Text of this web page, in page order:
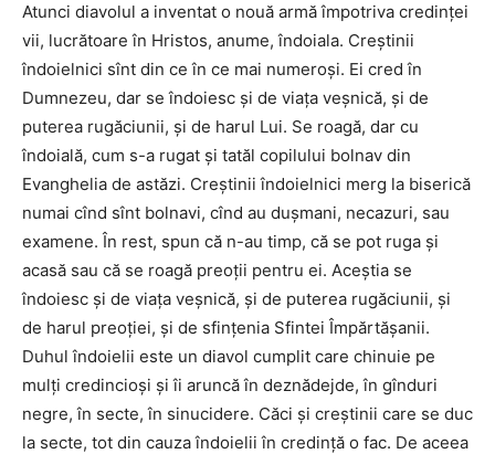
Atunci diavolul a inventat o nouă armă împotriva credinţei
vii, lucrătoare în Hristos, anume, îndoiala. Creştinii
îndoielnici sînt din ce în ce mai numeroşi. Ei cred în
Dumnezeu, dar se îndoiesc şi de viaţa veşnică, şi de
puterea rugăciunii, şi de harul Lui. Se roagă, dar cu
îndoială, cum s-a rugat şi tatăl copilului bolnav din
Evanghelia de astăzi. Creştinii îndoielnici merg la biserică
numai cînd sînt bolnavi, cînd au duşmani, necazuri, sau
examene. În rest, spun că n-au timp, că se pot ruga şi
acasă sau că se roagă preoţii pentru ei. Aceştia se
îndoiesc şi de viaţa veşnică, şi de puterea rugăciunii, şi
de harul preoţiei, şi de sfinţenia Sfintei Împărtăşanii.
Duhul îndoielii este un diavol cumplit care chinuie pe
mulţi credincioşi şi îi aruncă în deznădejde, în gînduri
negre, în secte, în sinucidere. Căci şi creştinii care se duc
la secte, tot din cauza îndoielii în credinţă o fac. De aceea